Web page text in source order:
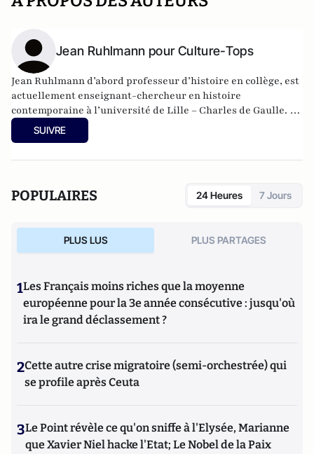
Jean Ruhlmann pour Culture-Tops
Jean Ruhlmann d’abord professeur d’histoire en collège, est
actuellement enseignant-chercheur en histoire
contemporaine à l’université de Lille – Charles de Gaulle. Le
théâtre est une passion qui remonte à sa découverte du
Festival d’Avignon ; il s’intéresse également aux séries
SUIVRE
POPULAIRES 24 Heures 7 Jours
PLUS LUS PLUS PARTAGES
1Les Français moins riches que la moyenne
européenne pour la 3e année consécutive : jusqu'où
ira le grand déclassement ?
2Cette autre crise migratoire (semi-orchestrée) qui
se profile après Ceuta
3Le Point révèle ce qu'on sniffe à l'Elysée, Marianne
que Xavier Niel hacke l'Etat; Le Nobel de la Paix